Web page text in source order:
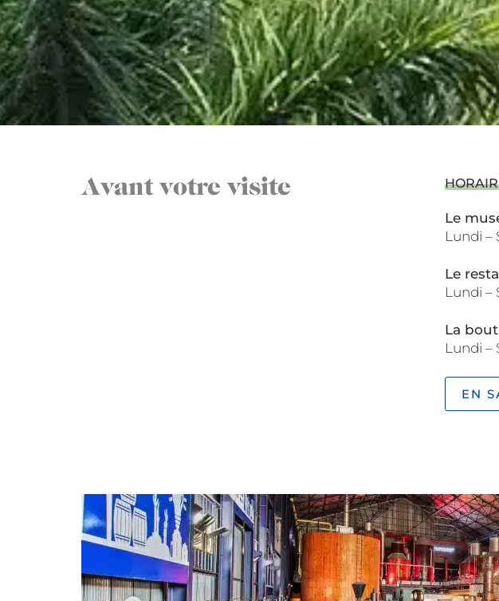
Avant votre visite
Le
Lundi –
Le
Lundi –
La
Lundi –
EN